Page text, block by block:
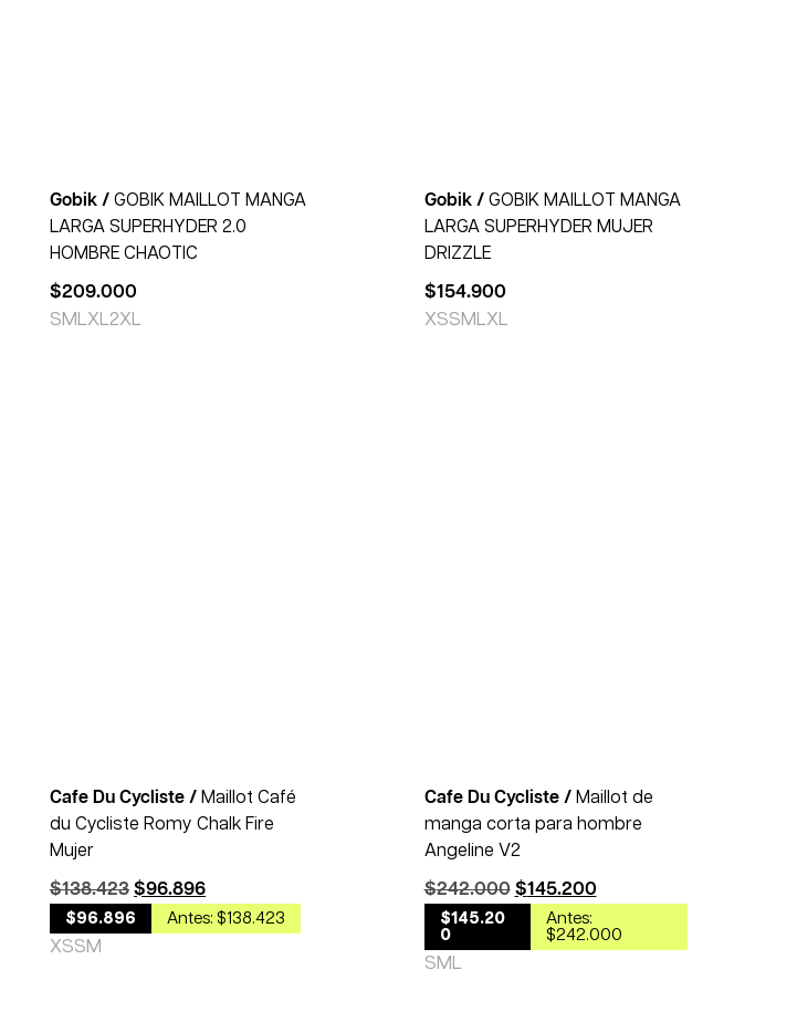
Gobik / GOBIK MAILLOT MANGA
LARGA SUPERHYDER 2.0
HOMBRE CHAOTIC
$209.000
SM LXL2XL
Gobik / GOBIK MAILLOT MANGA
LARGA SUPERHYDER MUJER
DRIZZLE
$154.900
XSSM LXL
Cafe Du Cycliste / Maillot Café
du Cycliste Romy Chalk Fire
Mujer
$138.423 $96.896
$96.896 Antes: $138.423
XSSM
Cafe Du Cycliste / Maillot de
manga corta para hombre
Angeline V2
$242.000 $145.200
$145.20
0
Antes:
$242.000
SM L